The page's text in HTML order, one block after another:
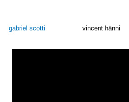
vincent hänni
gabriel scotti